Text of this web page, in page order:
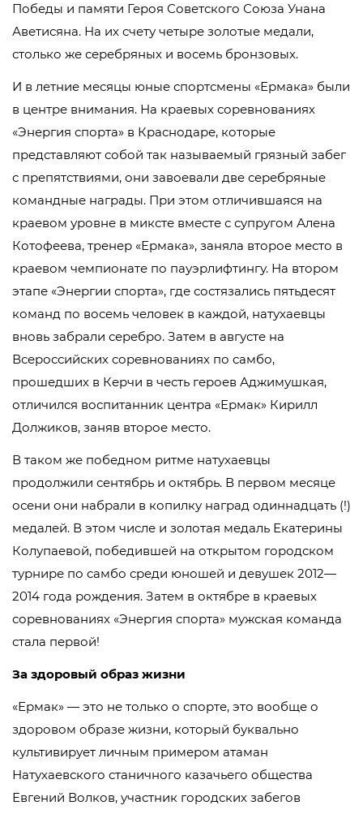
Победы и памяти Героя Советского Союза Унана
Аветисяна. На их счету четыре золотые медали,
столько же серебряных и восемь бронзовых.
И в летние месяцы юные спортсмены «Ермака» были
в центре внимания. На краевых соревнованиях
«Энергия спорта» в Краснодаре, которые
представляют собой так называемый грязный забег
с препятствиями, они завоевали две серебряные
командные награды. При этом отличившаяся на
краевом уровне в миксте вместе с супругом Алена
Котофеева, тренер «Ермака», заняла второе место в
краевом чемпионате по пауэрлифтингу. На втором
этапе «Энергии спорта», где состязались пятьдесят
команд по восемь человек в каждой, натухаевцы
вновь забрали серебро. Затем в августе на
Всероссийских соревнованиях по самбо,
прошедших в Керчи в честь героев Аджимушкая,
отличился воспитанник центра «Ермак» Кирилл
Должиков, заняв второе место.
В таком же победном ритме натухаевцы
продолжили сентябрь и октябрь. В первом месяце
осени они набрали в копилку наград одиннадцать (!)
медалей. В этом числе и золотая медаль Екатерины
Колупаевой, победившей на открытом городском
турнире по самбо среди юношей и девушек 2012—
2014 года рождения. Затем в октябре в краевых
соревнованиях «Энергия спорта» мужская команда
стала первой!
За здоровый образ жизни
«Ермак» — это не только о спорте, это вообще о
здоровом образе жизни, который буквально
культивирует личным примером атаман
Натухаевского станичного казачьего общества
Евгений Волков, участник городских забегов